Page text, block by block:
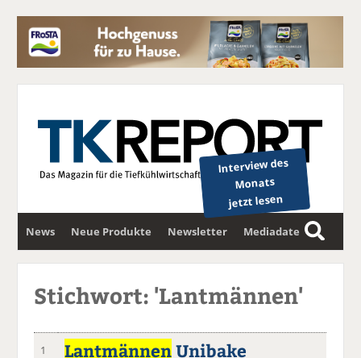
Interview des
Monats
jetzt lesen
News Neue Produkte Newsletter Mediadaten
S
u
c
Stichwort: 'Lantmännen'
1 LantmännenUnibake